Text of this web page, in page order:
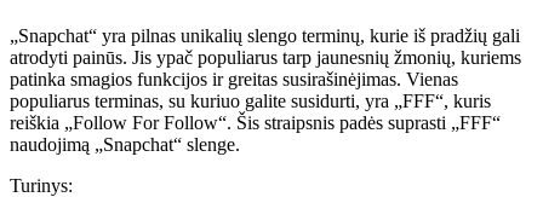
„Snapchat“ yra pilnas unikalių slengo terminų, kurie iš pradžių gali
atrodyti painūs. Jis ypač populiarus tarp jaunesnių žmonių, kuriems
patinka smagios funkcijos ir greitas susirašinėjimas. Vienas
populiarus terminas, su kuriuo galite susidurti, yra „FFF“, kuris
reiškia „Follow For Follow“. Šis straipsnis padės suprasti „FFF“
naudojimą „Snapchat“ slenge.
Turinys: